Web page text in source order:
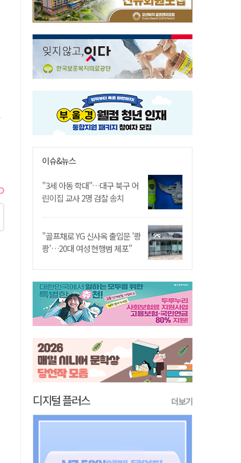
이슈&뉴스
"3세 아동 학대"…대구 북구 어
린이집 교사 2명 검찰 송치
"골프채로 YG 신사옥 출입문 '쾅
쾅'…20대 여성 현행범 체포"
디지털 플러스 더보기